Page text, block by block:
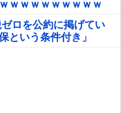
ｗｗｗｗｗｗｗｗｗ
ロを公約に掲げてい
という条件付き」